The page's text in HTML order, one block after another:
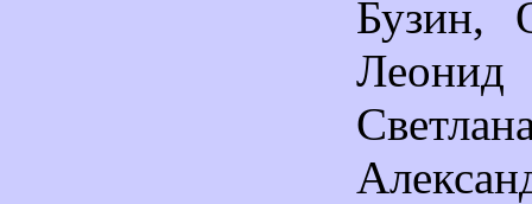
Бузин,